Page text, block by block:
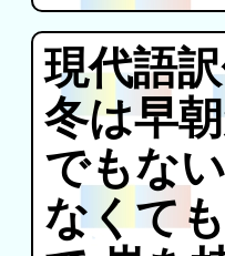
現代語
冬は早
でもな
なくて